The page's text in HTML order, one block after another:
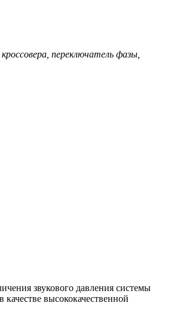
переключатель фазы,
звукового давления системы
высококачественной